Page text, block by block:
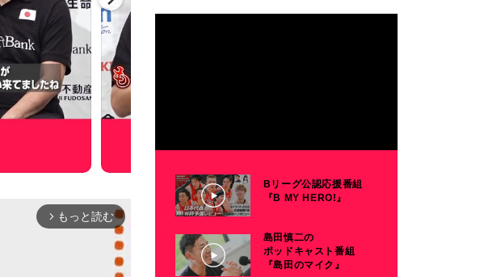
arrow_forward_ios もっと読む
Bリーグ公認応援番組
『B MY HERO!』
島田慎二の
ポッドキャスト番組
『島田のマイク』